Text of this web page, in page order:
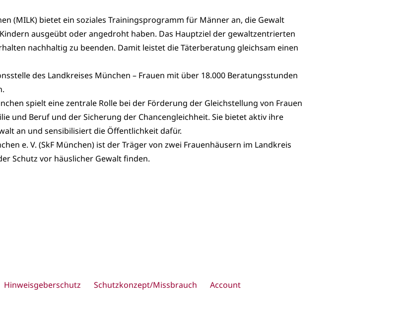
(MILK) bietet ein soziales Trainingsprogramm für Männer an, die Gewalt
ausgeübt oder angedroht haben. Das Hauptziel der gewaltzentrierten
nachhaltig zu beenden. Damit leistet die Täterberatung gleichsam einen
des Landkreises München – Frauen mit über 18.000 Beratungsstunden
spielt eine zentrale Rolle bei der Förderung der Gleichstellung von Frauen
und Beruf und der Sicherung der Chancengleichheit. Sie bietet aktiv ihre
an und sensibilisiert die Öffentlichkeit dafür.
e. V. (SkF München) ist der Träger von zwei Frauenhäusern im Landkreis
Schutz vor häuslicher Gewalt finden.
Hinweisgeberschutz Schutzkonzept/Missbrauch
Account